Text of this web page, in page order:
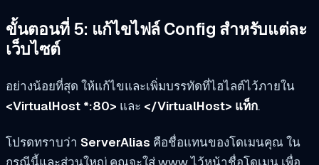
ขั้นตอนที่ 5: แก้ไขไฟล์ Config สำหรับแต่ละ
เว็บไซต์
อย่างน้อยที่สุด ให้แก้ไขและเพิ่มบรรทัดที่ไฮไลต์ไว้ภายใน
<VirtualHost *:80> และ </VirtualHost> แท็ก.
โปรดทราบว่า ServerAlias คือชื่อแทนของโดเมนคุณ ใน